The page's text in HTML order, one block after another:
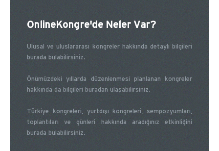
OnlineKongre'de Neler Var?
Ulusal ve uluslararası kongreler hakkında detaylı bilgileri
burada bulabilirsiniz.
Önümüzdeki yıllarda düzenlenmesi planlanan kongreler
hakkında da bilgileri buradan ulaşabilirsiniz.
Türkiye kongreleri, yurtdışı kongreleri, sempozyumları,
toplantıları ve günleri hakkında aradığınız etkinliğini
burada bulabilirsiniz.